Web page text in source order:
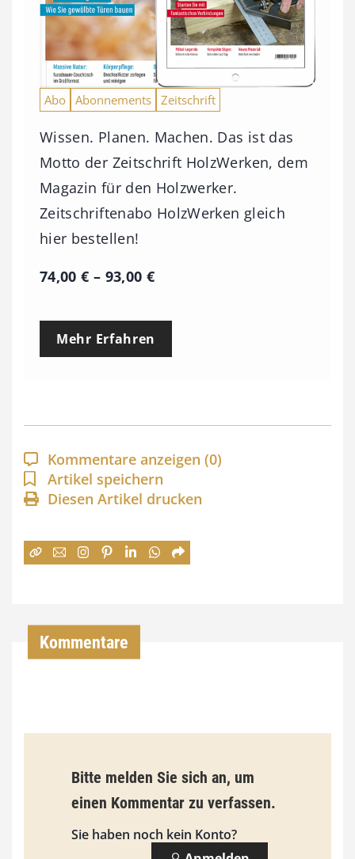
Abo Abonnements Zeitschrift
Wissen. Planen. Machen. Das ist das
Motto der Zeitschrift HolzWerken, dem
Magazin für den Holzwerker.
Zeitschriftenabo HolzWerken gleich
hier bestellen!
74,00€ – 93,00 €P
e
p
a
n
n
:
€
i
s
9
Mehr Erfahren
Kommentare anzeigen (0)
Artikel speichern
Diesen Artikel drucken
Kommentare
Bitte melden Sie sich an, um
einen Kommentar zu verfassen.
Sie haben noch kein Konto?